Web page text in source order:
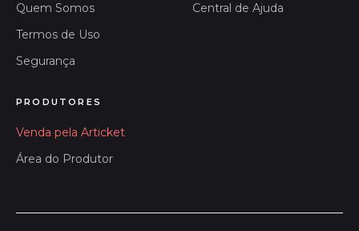
Quem Somos
Termos de Uso
Segurança
Central de Ajuda
PRODUTORES
Venda pela Articket
Área do Produtor